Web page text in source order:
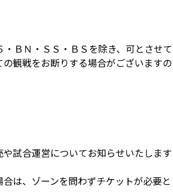
ＢＮ・ＳＳ・ＢＳを除き、可とさせて
観戦をお断りする場合がございますの
試合運営についてお知らせいたします
は、ゾーンを問わずチケットが必要と